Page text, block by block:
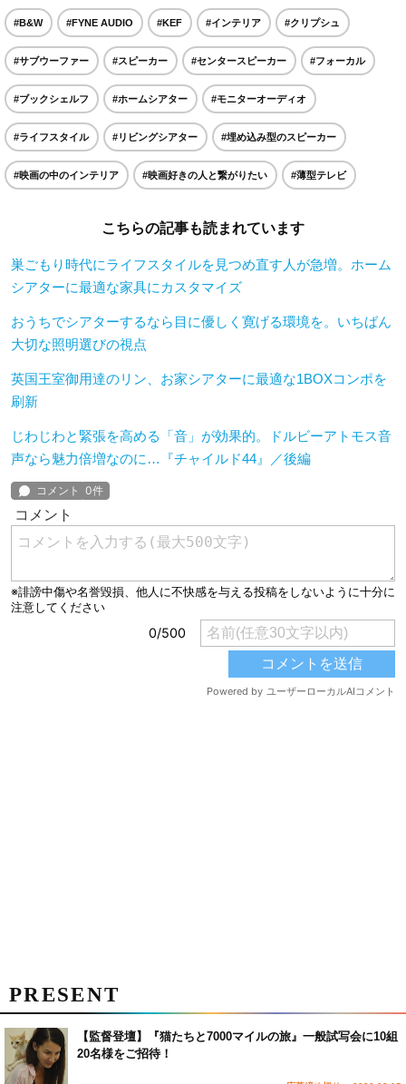
#B&W #FYNE AUDIO #KEF #インテリア #クリプシュ
#サブウーファー #スピーカー #センタースピーカー #フォーカル
#ブックシェルフ #ホームシアター #モニターオーディオ
#ライフスタイル #リビングシアター #埋め込み型のスピーカー
#映画の中のインテリア #映画好きの人と繋がりたい #薄型テレビ
こちらの記事も読まれています
巣ごもり時代にライフスタイルを見つめ直す人が急増。ホーム
シアターに最適な家具にカスタマイズ
おうちでシアターするなら目に優しく寛げる環境を。いちばん
大切な照明選びの視点
英国王室御用達のリン、お家シアターに最適な1BOXコンポを
刷新
じわじわと緊張を高める「音」が効果的。ドルビーアトモス音
声なら魅力倍増なのに…『チャイルド44』／後編
PRESENT
【監督登壇】『猫たちと7000マイルの旅』一般試写会に10組
20名様をご招待！